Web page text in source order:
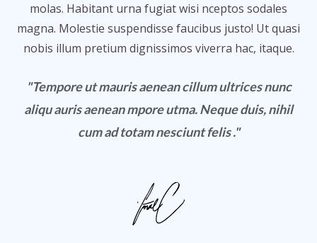
molas. Habitant urna fugiat wisi nceptos sodales
magna. Molestie suspendisse faucibus justo! Ut quasi
nobis illum pretium dignissimos viverra hac, itaque.
"Tempore ut mauris aenean cillum ultrices nunc
aliqu auris aenean mpore utma. Neque duis, nihil
cum ad totam nesciunt felis ."